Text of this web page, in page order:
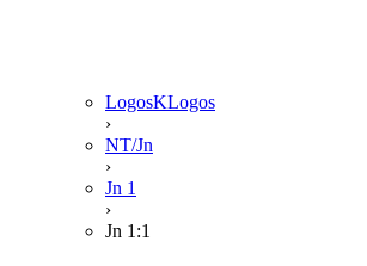
LogosKLogos
›
NT/Jn
›
Jn 1
›
Jn 1:1